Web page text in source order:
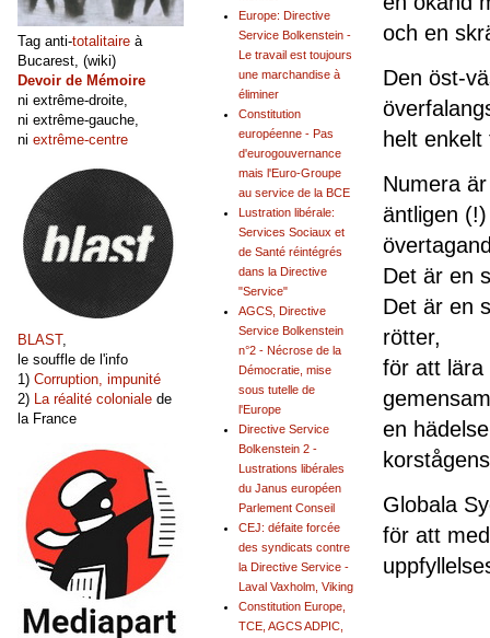
och en
Den öst-
helt
Numera
äntligen
Det är en
Det är en
rötter,
för att lära
en
Globala
för att
Europe: Directive
Service Bolkenstein -
Le travail est toujours
une marchandise à
éliminer
Constitution
européenne - Pas
d'eurogouvernance
mais l'Euro-Groupe
au service de la BCE
Lustration libérale:
Services Sociaux et
de Santé réintégrés
dans la Directive
"Service"
AGCS, Directive
Service Bolkenstein
n°2 - Nécrose de la
Démocratie, mise
sous tutelle de
l'Europe
Directive Service
Bolkenstein 2 -
Lustrations libérales
du Janus européen
Parlement Conseil
CEJ: défaite forcée
des syndicats contre
la Directive Service -
Laval Vaxholm, Viking
Constitution Europe,
TCE, AGCS ADPIC,
Tag anti-totalitaire à
Bucarest, (wiki)
Devoir de Mémoire
ni extrême-droite,
ni extrême-gauche,
ni extrême-centre
BLAST,
le souffle de l'info
1) Corruption, impunité
2) La réalité coloniale de
la France